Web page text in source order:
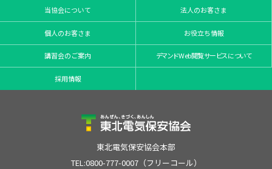
当協会について 法人のお客さま
個人のお客さま お役立ち情報
講習会のご案内 デマンドWeb閲覧サービスについて
採用情報
東北電気保安協会本部
TEL:0800-777-0007（フリーコール）